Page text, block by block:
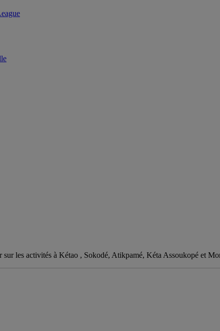
sur les activités à Kétao , Sokodé, Atikpamé, Kéta Assoukopé et